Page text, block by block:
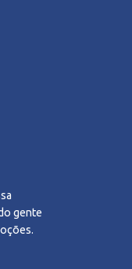
gente